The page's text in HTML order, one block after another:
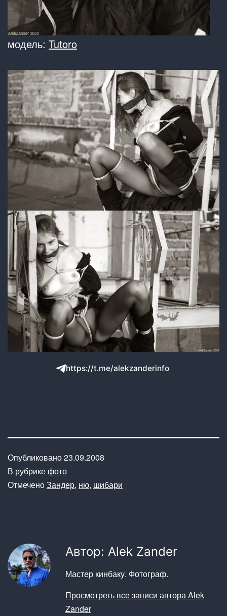
модель: Tutoro
https://t.me/alekzanderinfo
Опубликовано23.09.2008
В рубрикефото
ОтмеченоЗандер, ню, шибари
Автор: Alek Zander
Мастер кинбаку. Фотограф.
Просмотреть все записи автора Alek
Zander